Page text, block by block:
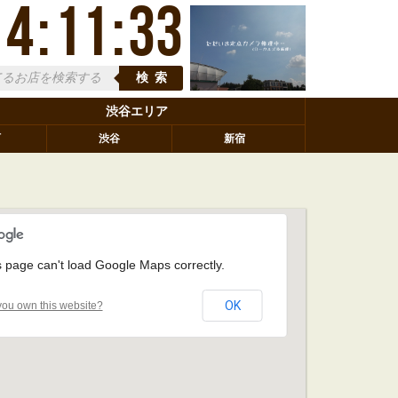
:11:34
検索
渋谷エリア
渋谷 新宿
page can't load Google Maps correctly.
own this website? OK